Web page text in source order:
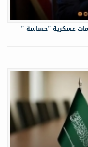
عسكرية "حساسة "